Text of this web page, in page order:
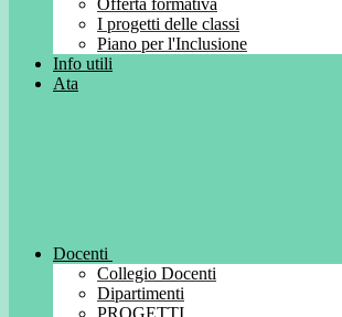
Offerta formativa
I progetti delle classi
Piano per l'Inclusione
Info utili
Ata
Docenti
Collegio Docenti
Dipartimenti